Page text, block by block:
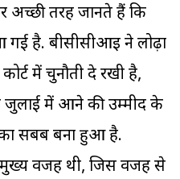
अच्छी तरह जानते हैं कि
गई है. बीसीसीआइ ने लोढ़ा
में चुनौती दे रखी है,
जुलाई में आने की उम्मीद के
सबब बना हुआ है.
मुख्य वजह थी, जिस वजह से